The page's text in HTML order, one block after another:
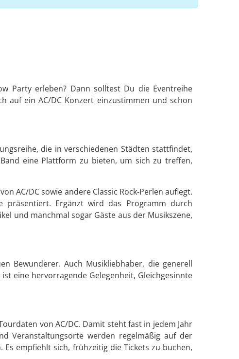
Party erleben? Dann solltest Du die Eventreihe
auf ein AC/DC Konzert einzustimmen und schon
die in verschiedenen Städten stattfindet,
eine Plattform zu bieten, um sich zu treffen,
AC/DC sowie andere Classic Rock-Perlen auflegt.
präsentiert. Ergänzt wird das Programm durch
und manchmal sogar Gäste aus der Musikszene,
Bewunderer. Auch Musikliebhaber, die generell
eine hervorragende Gelegenheit, Gleichgesinnte
von AC/DC. Damit steht fast in jedem Jahr
Veranstaltungsorte werden regelmäßig auf der
empfiehlt sich, frühzeitig die Tickets zu buchen,